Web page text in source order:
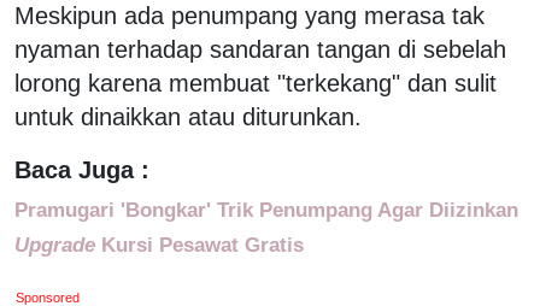
Meskipun ada penumpang yang merasa tak
nyaman terhadap sandaran tangan di sebelah
lorong karena membuat "terkekang" dan sulit
untuk dinaikkan atau diturunkan.
Baca Juga :
Pramugari 'Bongkar' Trik Penumpang Agar Diizinkan
Upgrade Kursi Pesawat Gratis
Sponsored